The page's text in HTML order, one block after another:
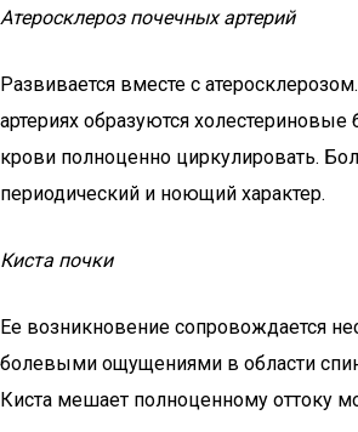
Атеросклероз почечных артерий
Развивается вместе с
артериях образуются
крови полноценно циркулировать.
периодический и ноющий характер.
Киста почки
Ее возникновение сопровождается
болевыми ощущениями в области
Киста мешает полноценному оттоку